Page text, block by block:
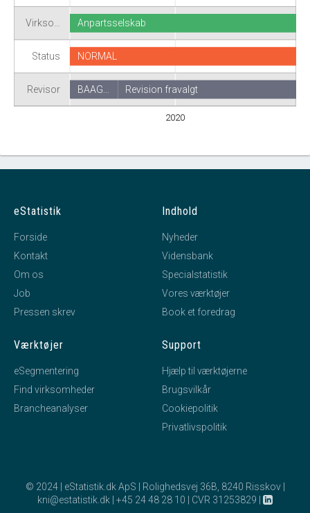
Virkso…
Status
Revisor
2020
Anpartsselskab
NORMAL
BAAG… Revision fravalgt
eStatistik
Forside
Kontakt
Om os
Job
Pressen skrev
Indhold
Nyheder
Vidensbank
Specialstatistik
Vores værktøjer
Book et foredrag
Værktøjer
eSegmentering
Find virksomheder
Brancheanalyser
Support
Hjælp til værktøjerne
Brugsvilkår
Cookiepolitik
Privatlivspolitik
© 2024 | eStatistik.dk ApS | Rolighedsvej 36B, 8240 Risskov |
kni@estatistik.dk +45 24 48 28 10 CVR 31253829